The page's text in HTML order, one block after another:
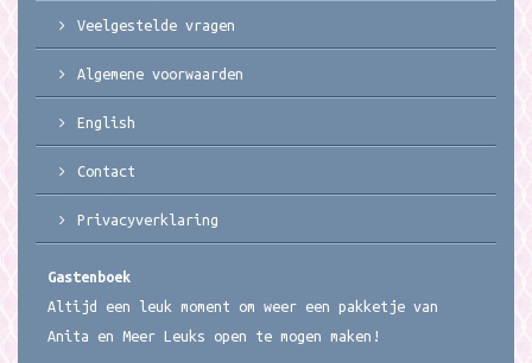
Veelgestelde vragen
Algemene voorwaarden
English
Contact
Privacyverklaring
Gastenboek
Altijd een leuk moment om weer een pakketje van
Anita en Meer Leuks open te mogen maken!